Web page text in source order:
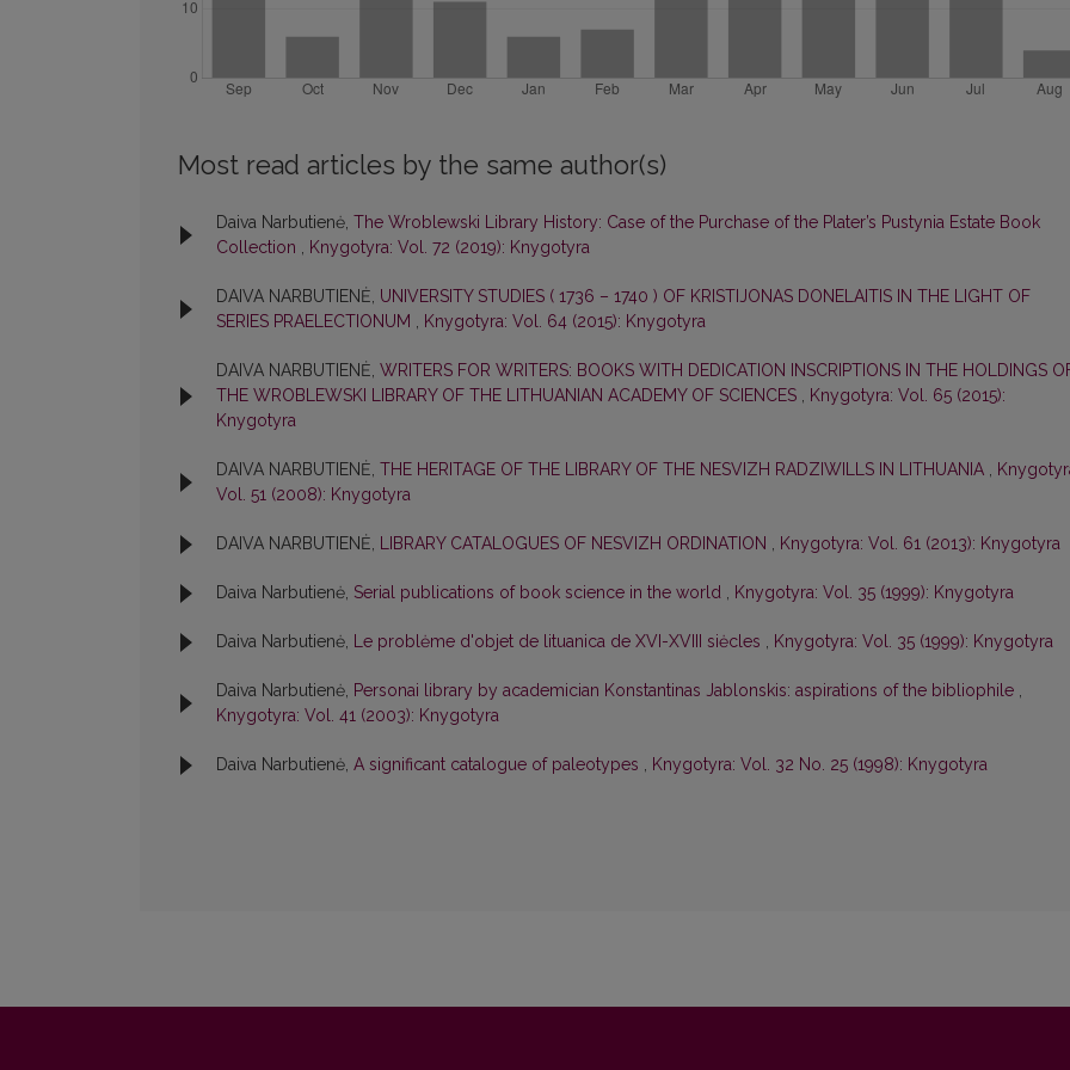
Most read articles by the same author(s)
Daiva Narbutienė, The Wroblewski Library History: Case of the Purchase of the Plater’s Pustynia Estate Book
Collection , Knygotyra: Vol. 72 (2019): Knygotyra
DAIVA NARBUTIENĖ, UNIVERSITY STUDIES ( 1736 – 1740 ) OF KRISTIJONAS DONELAITIS IN THE LIGHT OF
SERIES PRAELECTIONUM , Knygotyra: Vol. 64 (2015): Knygotyra
DAIVA NARBUTIENĖ, WRITERS FOR WRITERS: BOOKS WITH DEDICATION INSCRIPTIONS IN THE HOLDINGS
THE WROBLEWSKI LIBRARY OF THE LITHUANIAN ACADEMY OF SCIENCES , Knygotyra: Vol. 65 (2015):
Knygotyra
DAIVA NARBUTIENĖ, THE HERITAGE OF THE LIBRARY OF THE NESVIZH RADZIWILLS IN LITHUANIA ,
Vol. 51 (2008): Knygotyra
DAIVA NARBUTIENĖ, LIBRARY CATALOGUES OF NESVIZH ORDINATION , Knygotyra: Vol. 61 (2013): Knygotyra
Daiva Narbutienė, Serial publications of book science in the world , Knygotyra: Vol. 35 (1999): Knygotyra
Daiva Narbutienė, Le problėme d'objet de lituanica de XVI-XVIII siėcles , Knygotyra: Vol. 35 (1999): Knygotyra
Daiva Narbutienė, Personai library by academician Konstantinas Jablonskis: aspirations of the bibliophile ,
Knygotyra: Vol. 41 (2003): Knygotyra
Daiva Narbutienė, A significant catalogue of paleotypes , Knygotyra: Vol. 32 No. 25 (1998): Knygotyra